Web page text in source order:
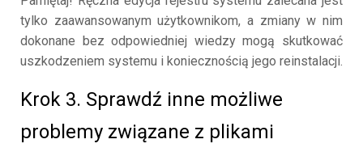
tylko zaawansowanym użytkownikom, a zmiany w nim
dokonane bez odpowiedniej wiedzy mogą skutkować
uszkodzeniem systemu i koniecznością jego reinstalacji.
Krok 3. Sprawdź inne możliwe
problemy związane z plikami